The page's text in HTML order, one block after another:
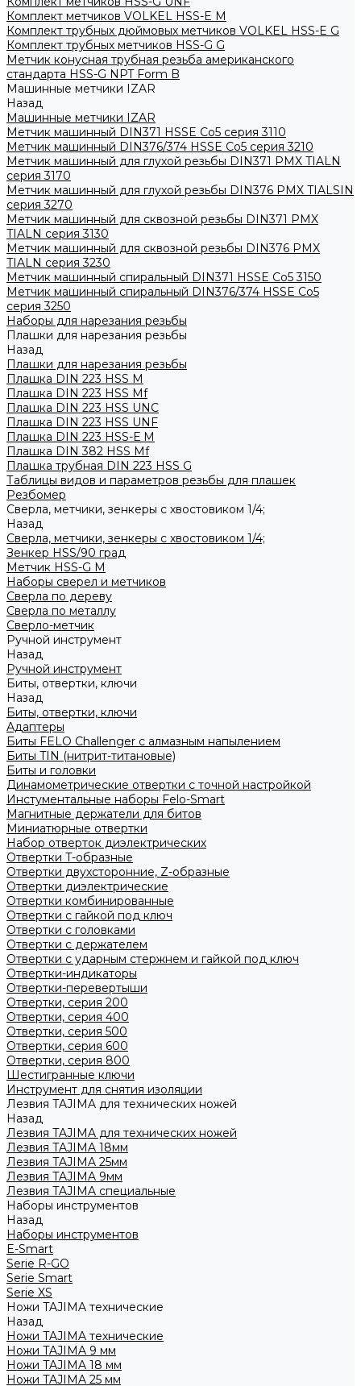
Комплект метчиков VOLKEL HSS-E M
Комплект трубных дюймовых метчиков VOLKEL HSS-E G
Комплект трубных метчиков HSS-G G
Метчик конусная трубная резьба американского
стандарта HSS-G NPT Form B
Машинные метчики IZAR
Назад
Машинные метчики IZAR
Метчик машинный DIN371 HSSE Co5 серия 3110
Метчик машинный DIN376/374 HSSE Co5 серия 3210
Метчик машинный для глухой резьбы DIN371 PMX TIALN
серия 3170
Метчик машинный для глухой резьбы DIN376 PMX TIALSIN
серия 3270
Метчик машинный для сквозной резьбы DIN371 PMX
TIALN серия 3130
Метчик машинный для сквозной резьбы DIN376 PMX
TIALN серия 3230
Метчик машинный спиральный DIN371 HSSE Co5 3150
Метчик машинный спиральный DIN376/374 HSSE Co5
серия 3250
Наборы для нарезания резьбы
Плашки для нарезания резьбы
Назад
Плашки для нарезания резьбы
Плашка DIN 223 HSS M
Плашка DIN 223 HSS Mf
Плашка DIN 223 HSS UNC
Плашка DIN 223 HSS UNF
Плашка DIN 223 HSS-Е M
Плашка DIN 382 HSS Mf
Плашка трубная DIN 223 HSS G
Таблицы видов и параметров резьбы для плашек
Резбомер
Сверла, метчики, зенкеры с хвостовиком 1/4;
Назад
Сверла, метчики, зенкеры с хвостовиком 1/4;
Зенкер HSS/90 град
Метчик HSS-G М
Наборы сверел и метчиков
Сверла по дереву
Сверла по металлу
Сверло-метчик
Ручной инструмент
Назад
Ручной инструмент
Биты, отвертки, ключи
Назад
Биты, отвертки, ключи
Адаптеры
Биты FELO Challenger с алмазным напылением
Биты TIN (нитрит-титановые)
Биты и головки
Динамометрические отвертки с точной настройкой
Инстументальные наборы Felo-Smart
Магнитные держатели для битов
Миниатюрные отвертки
Набор отверток диэлектрических
Отвертки T-образные
Отвертки двухсторонние, Z-образные
Отвертки диэлектрические
Отвертки комбинированные
Отвертки с гайкой под ключ
Отвертки с головками
Отвертки с держателем
Отвертки с ударным стержнем и гайкой под ключ
Отвертки-индикаторы
Отвертки-перевертыши
Отвертки, серия 200
Отвертки, серия 400
Отвертки, серия 500
Отвертки, серия 600
Отвертки, серия 800
Шестигранные ключи
Инструмент для снятия изоляции
Лезвия TAJIMA для технических ножей
Назад
Лезвия TAJIMA для технических ножей
Лезвия TAJIMA 18мм
Лезвия TAJIMA 25мм
Лезвия TAJIMA 9мм
Лезвия TAJIMA специальные
Наборы инструментов
Назад
Наборы инструментов
E-Smart
Serie R-GO
Serie Smart
Serie XS
Ножи TAJIMA технические
Назад
Ножи TAJIMA технические
Ножи TAJIMA 9 мм
Ножи TAJIMA 18 мм
Ножи TAJIMA 25 мм